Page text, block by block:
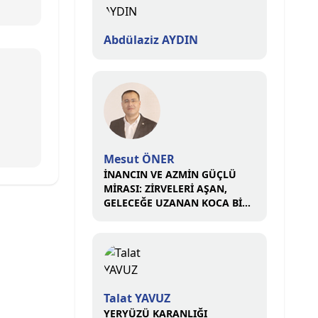
Abdülaziz AYDIN
Mesut ÖNER
İNANCIN VE AZMİN GÜÇLÜ
MİRASI: ZİRVELERİ AŞAN,
GELECEĞE UZANAN KOCA BİR
Talat YAVUZ
YERYÜZÜ KARANLIĞI